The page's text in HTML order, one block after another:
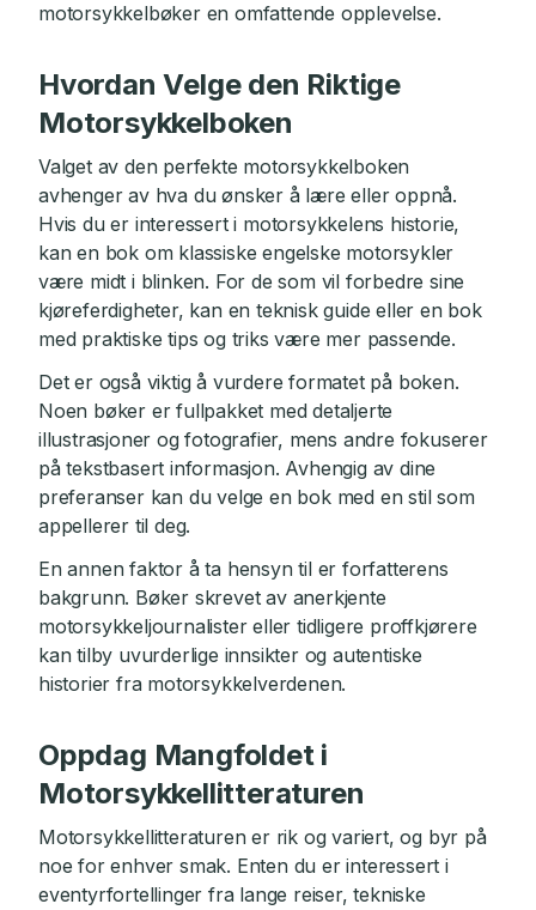
motorsykkelbøker en omfattende opplevelse.
Hvordan Velge den Riktige
Motorsykkelboken
Valget av den perfekte motorsykkelboken
avhenger av hva du ønsker å lære eller oppnå.
Hvis du er interessert i motorsykkelens historie,
kan en bok om klassiske engelske motorsykler
være midt i blinken. For de som vil forbedre sine
kjøreferdigheter, kan en teknisk guide eller en bok
med praktiske tips og triks være mer passende.
Det er også viktig å vurdere formatet på boken.
Noen bøker er fullpakket med detaljerte
illustrasjoner og fotografier, mens andre fokuserer
på tekstbasert informasjon. Avhengig av dine
preferanser kan du velge en bok med en stil som
appellerer til deg.
En annen faktor å ta hensyn til er forfatterens
bakgrunn. Bøker skrevet av anerkjente
motorsykkeljournalister eller tidligere proffkjørere
kan tilby uvurderlige innsikter og autentiske
historier fra motorsykkelverdenen.
Oppdag Mangfoldet i
Motorsykkellitteraturen
Motorsykkellitteraturen er rik og variert, og byr på
noe for enhver smak. Enten du er interessert i
eventyrfortellinger fra lange reiser, tekniske